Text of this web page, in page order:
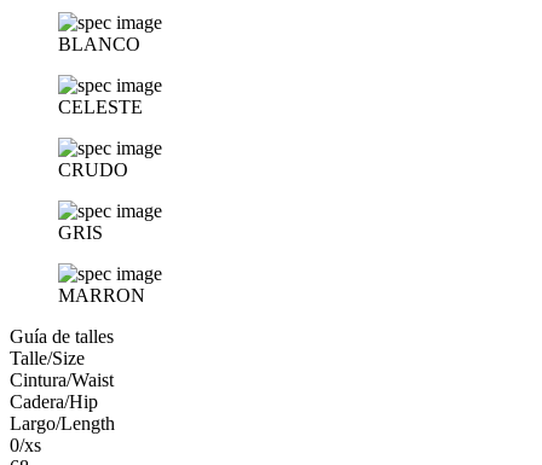
BLANCO
CELESTE
CRUDO
GRIS
MARRON
Guía de talles
Talle/Size
Cintura/Waist
Cadera/Hip
Largo/Length
0/xs